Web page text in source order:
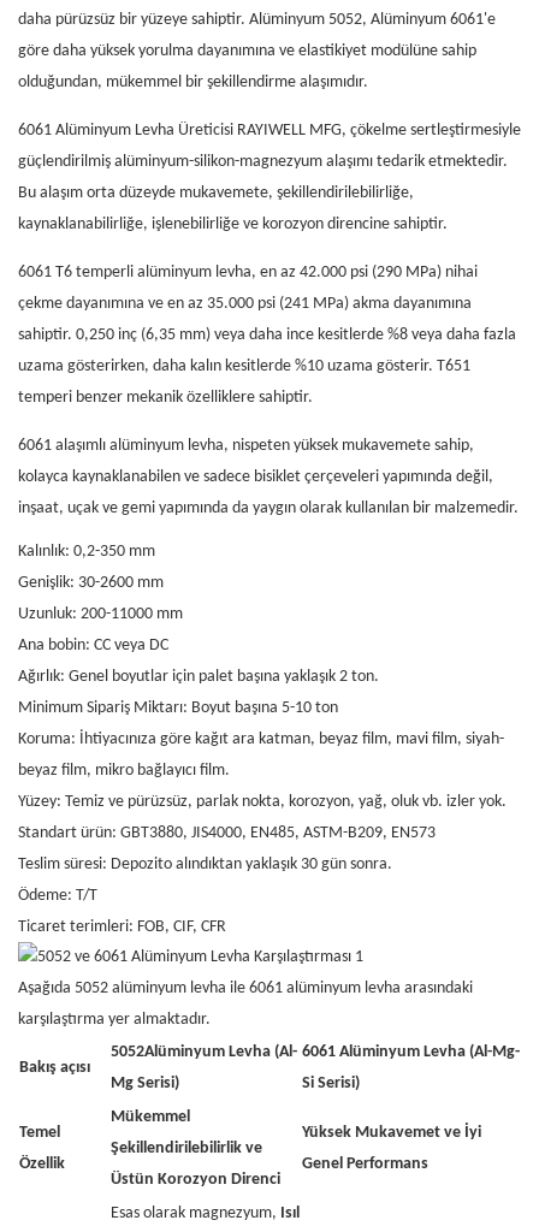
daha pürüzsüz bir yüzeye sahiptir. Alüminyum 5052, Alüminyum 6061'e
göre daha yüksek yorulma dayanımına ve elastikiyet modülüne sahip
olduğundan, mükemmel bir şekillendirme alaşımıdır.
6061 Alüminyum Levha Üreticisi RAYIWELL MFG, çökelme sertleştirmesiyle
güçlendirilmiş alüminyum-silikon-magnezyum alaşımı tedarik etmektedir.
Bu alaşım orta düzeyde mukavemete, şekillendirilebilirliğe,
kaynaklanabilirliğe, işlenebilirliğe ve korozyon direncine sahiptir.
6061 T6 temperli alüminyum levha, en az 42.000 psi (290 MPa) nihai
çekme dayanımına ve en az 35.000 psi (241 MPa) akma dayanımına
sahiptir. 0,250 inç (6,35 mm) veya daha ince kesitlerde %8 veya daha fazla
uzama gösterirken, daha kalın kesitlerde %10 uzama gösterir. T651
temperi benzer mekanik özelliklere sahiptir.
6061 alaşımlı alüminyum levha, nispeten yüksek mukavemete sahip,
kolayca kaynaklanabilen ve sadece bisiklet çerçeveleri yapımında değil,
inşaat, uçak ve gemi yapımında da yaygın olarak kullanılan bir malzemedir.
Kalınlık: 0,2-350 mm
Genişlik: 30-2600 mm
Uzunluk: 200-11000 mm
Ana bobin: CC veya DC
Ağırlık: Genel boyutlar için palet başına yaklaşık 2 ton.
Minimum Sipariş Miktarı: Boyut başına 5-10 ton
Koruma: İhtiyacınıza göre kağıt ara katman, beyaz film, mavi film, siyah-
beyaz film, mikro bağlayıcı film.
Yüzey: Temiz ve pürüzsüz, parlak nokta, korozyon, yağ, oluk vb. izler yok.
Standart ürün: GBT3880, JIS4000, EN485, ASTM-B209, EN573
Teslim süresi: Depozito alındıktan yaklaşık 30 gün sonra.
Ödeme: T/T
Ticaret terimleri: FOB, CIF, CFR
Aşağıda 5052 alüminyum levha ile 6061 alüminyum levha arasındaki
karşılaştırma yer almaktadır.
Bakış açısı
5052Alüminyum Levha (Al-
Mg Serisi)
6061 Alüminyum Levha (Al-Mg-
Si Serisi)
Temel
Özellik
Mükemmel
Şekillendirilebilirlik ve
Üstün Korozyon Direnci
Yüksek Mukavemet ve İyi
Genel Performans
Esas olarak magnezyum, Isıl